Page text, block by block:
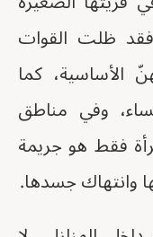
فقد ظلت القوات
كما
وفي مناطق
فقط هو جريمة
وانتهاك جسدها.